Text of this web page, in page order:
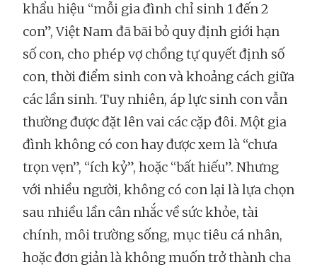
khẩu hiệu “mỗi gia đình chỉ sinh 1 đến 2
con”, Việt Nam đã bãi bỏ quy định giới hạn
số con, cho phép vợ chồng tự quyết định số
con, thời điểm sinh con và khoảng cách giữa
các lần sinh. Tuy nhiên, áp lực sinh con vẫn
thường được đặt lên vai các cặp đôi. Một gia
đình không có con hay được xem là “chưa
trọn vẹn”, “ích kỷ”, hoặc “bất hiếu”. Nhưng
với nhiều người, không có con lại là lựa chọn
sau nhiều lần cân nhắc về sức khỏe, tài
chính, môi trường sống, mục tiêu cá nhân,
hoặc đơn giản là không muốn trở thành cha